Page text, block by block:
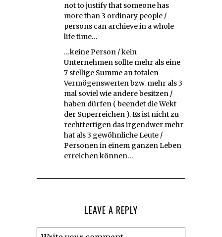
not to justify that someone has
more than 3 ordinary people /
persons can archieve in a whole
life time…
…keine Person / kein
Unternehmen sollte mehr als eine
7 stellige Summe an totalen
Vermögenswerten bzw. mehr als 3
mal soviel wie andere besitzen /
haben dürfen ( beendet die Wekt
der Superreichen ). Es ist nicht zu
rechtfertigen das irgendwer mehr
hat als 3 gewöhnliche Leute /
Personen in einem ganzen Leben
erreichen können…
LEAVE A REPLY